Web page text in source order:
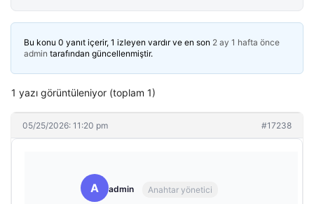
Bu konu 0 yanıt içerir, 1 izleyen vardır ve en son 2 ay 1 hafta önce
admin tarafından güncellenmiştir.
1 yazı görüntüleniyor (toplam 1)
05/25/2026: 11:20 pm #17238
A admin Anahtar yönetici